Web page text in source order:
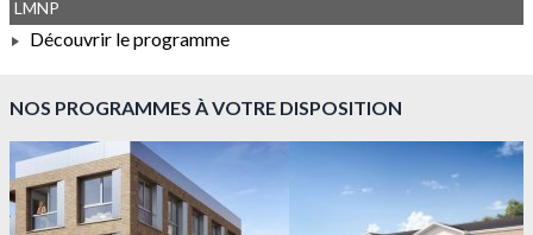
À PARTIR DE 184 440,00 €
LMNP
Découvrir le programme
NOS PROGRAMMES À VOTRE DISPOSITION